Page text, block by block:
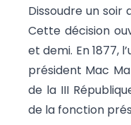
Dissoudre un soir
Cette décision
et demi. En 1877,
président Mac
de la III
de la fonction